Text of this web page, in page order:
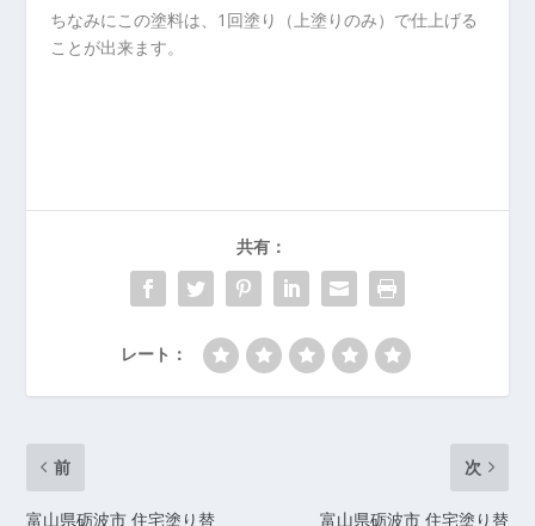
ちなみにこの塗料は、1回塗り（上塗りのみ）で仕上げる
ことが出来ます。
共有：
レート：
前
富山県砺波市 住宅塗り替
次
富山県砺波市 住宅塗り替